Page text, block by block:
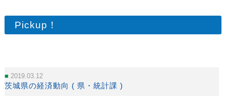
Pickup！
2019.03.12
茨城県の経済動向 ( 県・統計課 )